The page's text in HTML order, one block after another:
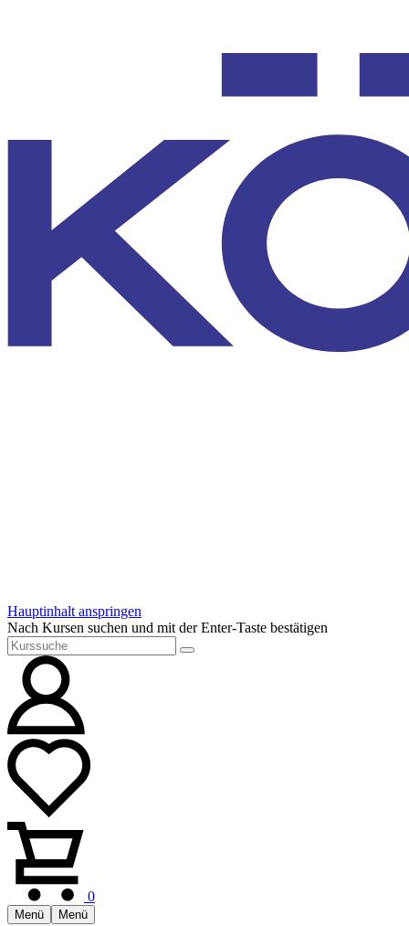
Hauptinhalt anspringen
Nach Kursen suchen und mit der Enter-Taste bestätigen
0
Menü Menü